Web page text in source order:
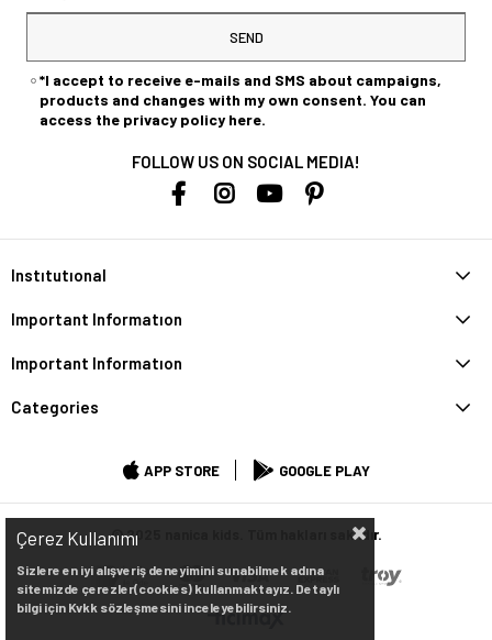
SEND
*I accept to receive e-mails and SMS about campaigns,
products and changes with my own consent. You can
access the privacy policy here.
FOLLOW US ON SOCIAL MEDIA!
Instıtutıonal
Important Informatıon
Important Informatıon
Categories
APP STORE GOOGLE PLAY
© 2025 nanica kids. Tüm hakları saklıdır.
Çerez Kullanımı
Sizlere en iyi alışveriş deneyimini sunabilmek adına
sitemizde çerezler(cookies) kullanmaktayız. Detaylı
bilgi için Kvkk sözleşmesini inceleyebilirsiniz.